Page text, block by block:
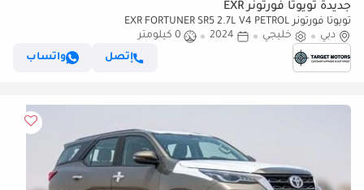
جديدة تويوتا فورتونر EXR
تويوتا فورتونر EXR FORTUNER SR5 2.7L V4 PETROL
دبي
خليجي 2024
0 كيلومتر
إتصل
واتساب